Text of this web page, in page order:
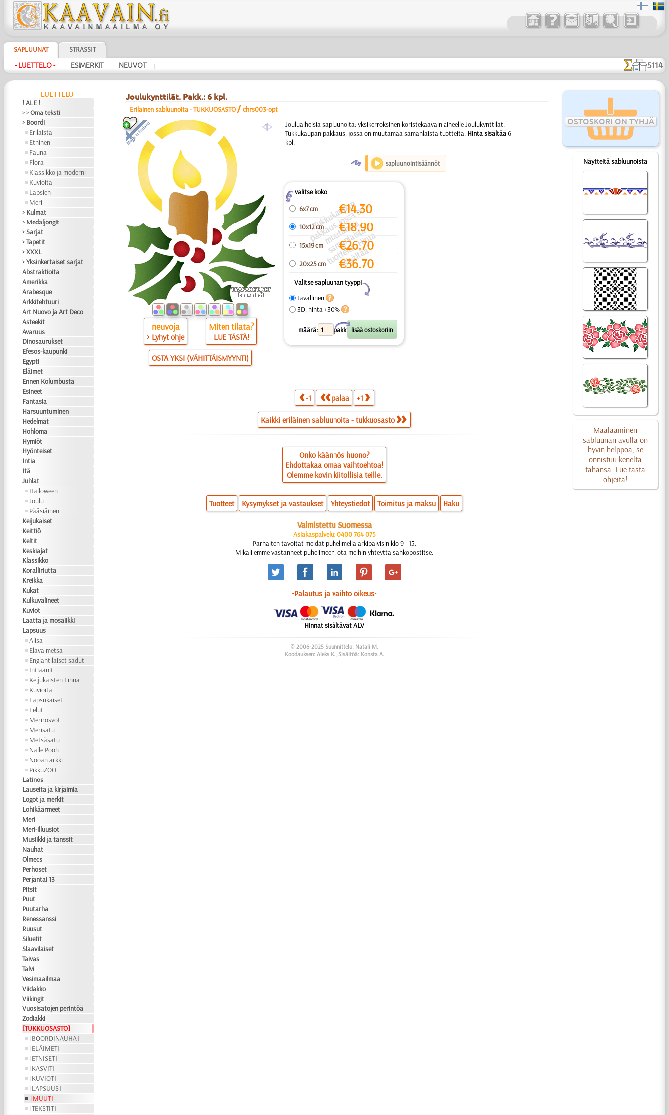
SAPLUUNAT STRASSIT
- LUETTELO - | ESIMERKIT | NEUVOT | 5114
- LUETTELO -
! ALE !
> > Oma teksti
> Boordi
Erilaista
Etninen
Fauna
Flora
Klassikko ja moderni
Kuvioita
Lapsien
Meri
> Kulmat
> Medaljongit
> Sarjat
> Tapetit
> XXXL
> Yksinkertaiset sarjat
Abstraktioita
Amerikka
Arabesque
Arkkitehtuuri
Art Nuovo ja Art Deco
Asteekit
Avaruus
Dinosaurukset
Efesos-kaupunki
Egypti
Eläimet
Ennen Kolumbusta
Esineet
Fantasia
Harsuuntuminen
Hedelmät
Hohloma
Hymiöt
Hyönteiset
Intia
Itä
Juhlat
Halloween
Joulu
Pääsiäinen
Keijukaiset
Keittiö
Keltit
Keskiajat
Klassikko
Koralliriutta
Kreikka
Kukat
Kulkuvälineet
Kuviot
Laatta ja mosaiikki
Lapsuus
Alisa
Elävä metsä
Englantilaiset sadut
Intiaanit
Keijukaisten Linna
Kuvioita
Lapsukaiset
Lelut
Merirosvot
Merisatu
Metsäsatu
Nalle Pooh
Nooan arkki
PikkuZOO
Latinos
Lauseita ja kirjaimia
Logot ja merkit
Lohikäärmeet
Meri
Meri-illuusiot
Musiikki ja tanssit
Nauhat
Olmecs
Perhoset
Perjantai 13
Pitsit
Puut
Puutarha
Renessanssi
Ruusut
Siluetit
Slaavilaiset
Taivas
Talvi
Vesimaailmaa
Viidakko
Viikingit
Vuosisatojen perintöä
Zodiakki
[TUKKUOSASTO]
[BOORDINAUHA]
[ELÄIMET]
[ETNISET]
[KASVIT]
[KUVIOT]
[LAPSUUS]
[MUUT]
[TEKSTIT]
OSTOSKORI ON TYHJÄ
Näytteitä sabluunoista
Maalaaminen
sabluunan avulla on
hyvin helppoa, se
onnistuu keneltä
tahansa. Lue tästä
ohjeita!
Joulukynttilät. Pakk.: 6 kpl.
Eriläinen sabluunoita - TUKKUOSASTO /chrs003-opt
a
neuvoja
> Lyhyt ohje
Miten tilata?
LUE TÄSTÄ!
OSTA YKSI (VÄHITTÄISMYYNTI)
Jouluaiheisia sapluunoita: yksikerroksinen koristekaavain aiheelle Joulukynttilät.
Tukkukaupan pakkaus, jossa on muutamaa samanlaista tuotteita. Hinta sisältää6
kpl.
O sapluunointisäännöt
Zvalitse koko
.
T
u
k
k
u
k
a
u
p
a
n
p
a
k
k
a
u
s, j
o
s
s
a
o
n
m
u
u
t
a
m
a
a
s
a
m
a
nl
ai
s
t
a
t
u
o
t
t
ei
t
a.
Hi
n
t
a
si
s
äl
t
ä
ä
6x7 cm €14.30
10x12 cm €18.90
15x19 cm €26.70
20x25 cm €36.70
Valitse sapluunan tyyppi
Y
tavallinen
3D, hinta +30%
määrä: pakk.
X
-1 palaa +1
Kaikki eriläinen sabluunoita - tukkuosasto
Onko käännös huono?
Ehdottakaa omaa vaihtoehtoa!
Olemme kovin kiitollisia teille.
Tuotteet Kysymykset ja vastaukset Yhteystiedot Toimitus ja maksu Haku
Valmistettu Suomessa
Asiakaspalvelu: 0400 764 075
Parhaiten tavoitat meidät puhelimella arkipäivisin klo 9 - 15.
Mikäli emme vastanneet puhelimeen, ota meihin yhteyttä sähköpostitse.
•Palautus ja vaihto oikeus•
Hinnat sisältävät ALV
© 2006-2025 Suunnittelu: Natali M.
Koodauksen: Aleks K.; Sisältöä: Konsta A.